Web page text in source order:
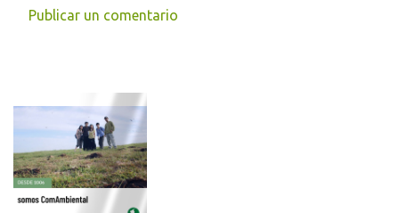
e
t
a
Publicar un comentario